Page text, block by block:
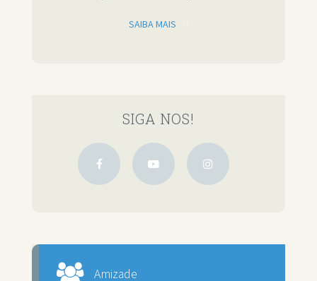
SAIBA MAIS
SIGA NOS!
Amizade